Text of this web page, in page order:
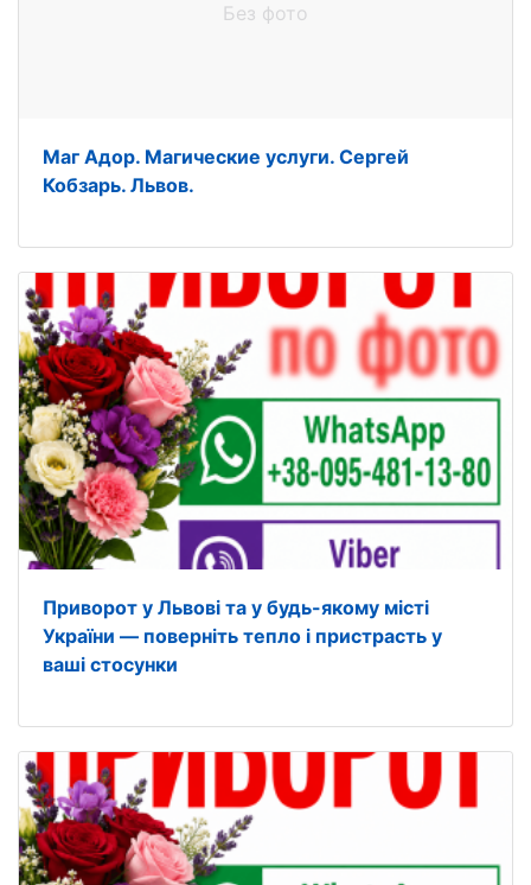
Без фото
Маг Адор. Магические услуги. Сергей
Кобзарь. Львов.
Приворот у Львові та у будь-якому місті
України — поверніть тепло і пристрасть у
ваші стосунки